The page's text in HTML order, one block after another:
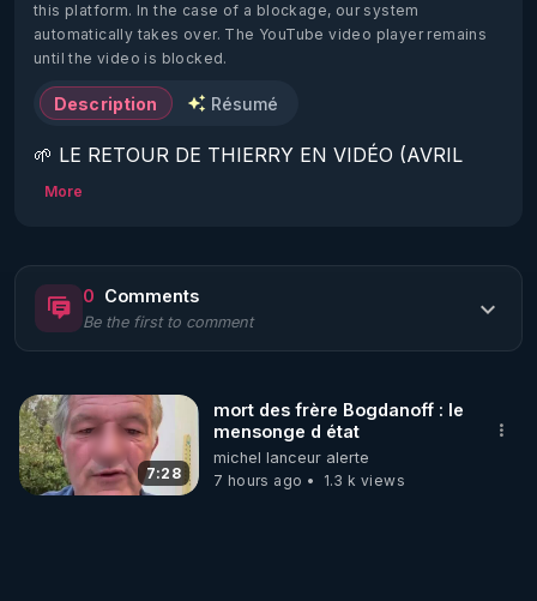
this platform. In the case of a blockage, our system
automatically takes over. The YouTube video player remains
until the video is blocked.
Description Résumé
🌱 LE RETOUR DE THIERRY EN VIDÉO (AVRIL
2022)!
https://www.rgnr.fr/presentation.html
🌱 LE MAGAZINE RÉGÉNÈRE
🌱 LA BOUTIQUE DU MAGAZINE
Pour obtenir les anciens numéros que vous avez
More
0 Comments
Be the first to comment
7:28
mort des frère Bogdanoff : le
mensonge d état
michel lanceur alerte
7 hours ago
1.3 k views